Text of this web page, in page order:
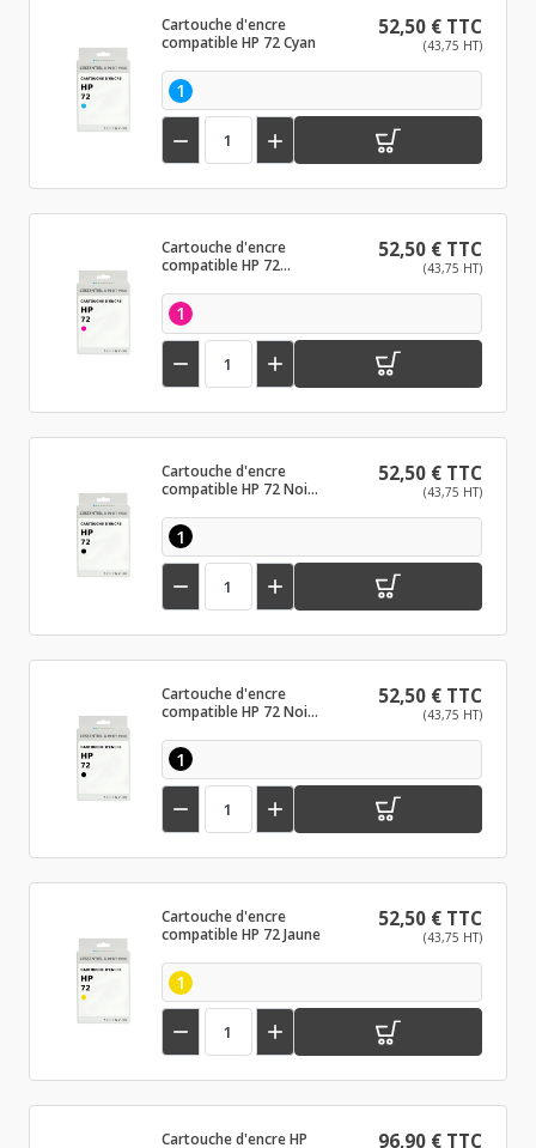
Cartouche d'encre
compatible HP 72 Cyan
52,50 € TTC
(43,75 HT)
1
 
Cartouche d'encre
compatible HP 72
52,50 € TTC
(43,75 HT)
1
 
Cartouche d'encre
compatible HP 72 Noir
52,50 € TTC
(43,75 HT)
1
 
Cartouche d'encre
compatible HP 72 Noir
52,50 € TTC
(43,75 HT)
1
 
Cartouche d'encre
compatible HP 72 Jaune
52,50 € TTC
(43,75 HT)
1
 
Cartouche d'encre HP
96,90 € TTC